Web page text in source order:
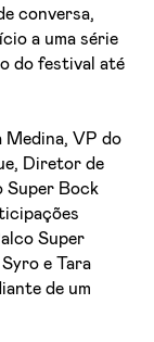
conversa,
a uma série
do festival até
Medina, VP do
Diretor de
Super Bock
Super
e Tara
de um